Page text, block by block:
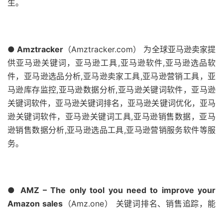
生。
● Amztracker （Amztracker.com） 为全球亚马逊卖家提
供亚马逊关键词，亚马逊工具,亚马逊软件,亚马逊选品软
件，亚马逊选品分析,亚马逊卖家工具,亚马逊营销工具，亚
马逊库存监控,亚马逊数据分析,亚马逊关键词软件，亚马逊
关键词软件，亚马逊关键词排名，亚马逊关键词优化，亚马
逊关键词软件，亚马逊关键词工具,亚马逊销售数据，亚马
逊销售数据分析,亚马逊选品工具,亚马逊营销服务软件等服
务。
● AMZ – The only tool you need to improve your
Amazon sales（Amz.one） 关键词排名、销售追踪，能